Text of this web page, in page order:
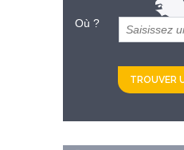
Où ?
et
km alentour